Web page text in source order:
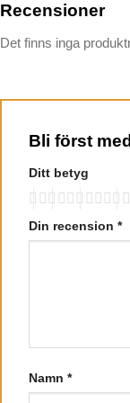
Recensioner
Det finns inga
Bli först
Ditt betyg
Din recension *
Namn *